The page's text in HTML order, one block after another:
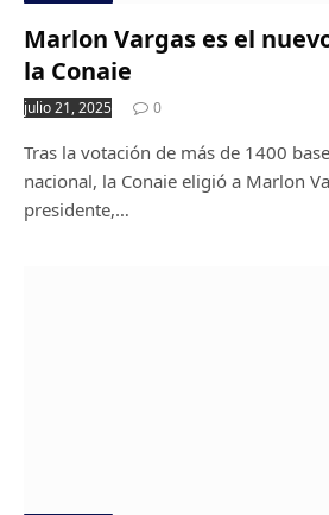
Marlon Vargas es el
la Conaie
julio 21, 2025 0
Tras la votación de más de 1400
nacional, la Conaie eligió a Marlon
presidente,…